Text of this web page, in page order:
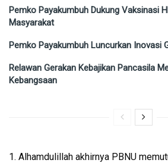
Pemko Payakumbuh Dukung Vaksinasi
Masyarakat
Pemko Payakumbuh Luncurkan Inovasi
Relawan Gerakan Kebajikan Pancasila
Kebangsaan
1. Alhamdulillah akhirnya PBNU